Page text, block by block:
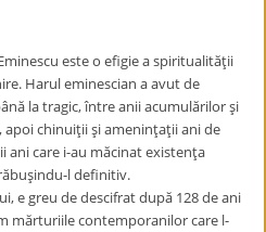
este o efigie a spiritualităţii
Harul eminescian a avut de
la tragic, între anii acumulărilor şi
chinuiţii şi ameninţaţii ani de
ani care i-au măcinat existenţa
l definitiv.
e greu de descifrat după 128 de ani
mărturiile contemporanilor care l-